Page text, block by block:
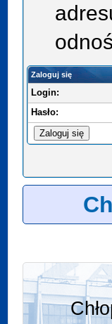
Zaloguj się
Login:
Hasło: